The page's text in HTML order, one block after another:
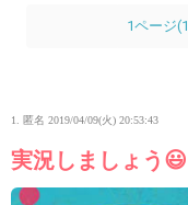
1ページ
1. 匿名 2019/04/09(火) 20:53:43
実況しましょう